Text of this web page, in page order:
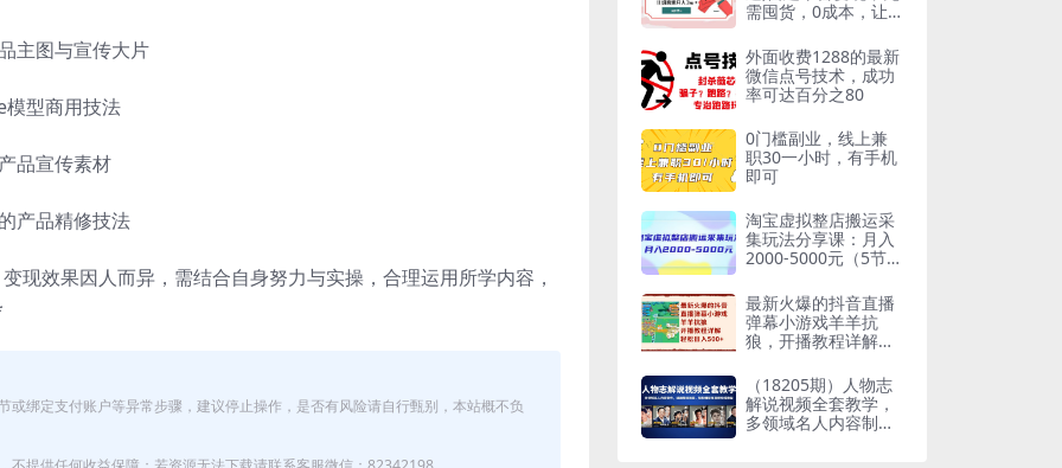
主图与宣传大片
型商用技法
品宣传素材
产品精修技法
现效果因人而异，需结合自身努力与实操，合理运用所学内容，
绑定支付账户等异常步骤，建议停止操作，是否有风险请自行甄别，本站概不负
需囤货，0成本，让
外面收费1288的最新
微信点号技术，成功
率可达百分之80
0门槛副业，线上兼
职30一小时，有手机
即可
淘宝虚拟整店搬运采
集玩法分享课：月入
2000-5000元（5节
最新火爆的抖音直播
弹幕小游戏羊羊抗
狼，开播教程详解，
（18205期）人物志
解说视频全套教学，
多领域名人内容制